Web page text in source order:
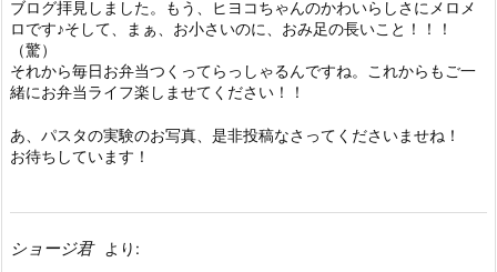
ブログ拝見しました。もう、ヒヨコちゃんのかわいらしさにメロメ
ロです♪そして、まぁ、お小さいのに、おみ足の長いこと！！！
（驚）
それから毎日お弁当つくってらっしゃるんですね。これからもご一
緒にお弁当ライフ楽しませてください！！
あ、パスタの実験のお写真、是非投稿なさってくださいませね！
お待ちしています！
ショージ君
より: